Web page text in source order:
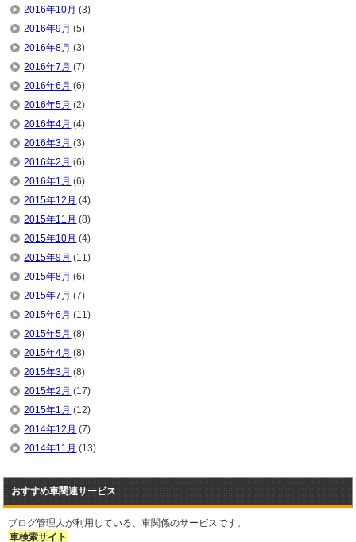
2016年10月 (3)
2016年9月 (5)
2016年8月 (3)
2016年7月 (7)
2016年6月 (6)
2016年5月 (2)
2016年4月 (4)
2016年3月 (3)
2016年2月 (6)
2016年1月 (6)
2015年12月 (4)
2015年11月 (8)
2015年10月 (4)
2015年9月 (11)
2015年8月 (6)
2015年7月 (7)
2015年6月 (11)
2015年5月 (8)
2015年4月 (8)
2015年3月 (8)
2015年2月 (17)
2015年1月 (12)
2014年12月 (7)
2014年11月 (13)
おすすめ車関連サービス
ブログ管理人が利用している、車関係のサービスです。
車検索サイト